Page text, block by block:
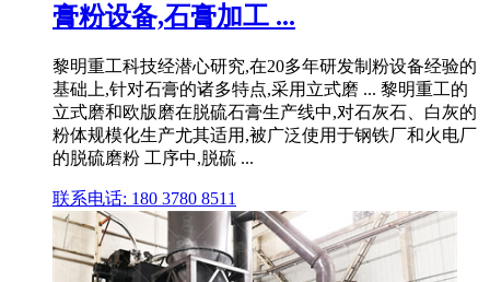
膏粉设备,石膏加工 ...
黎明重工科技经潜心研究,在20多年研发制粉设备经验的
基础上,针对石膏的诸多特点,采用立式磨 ... 黎明重工的
立式磨和欧版磨在脱硫石膏生产线中,对石灰石、白灰的
粉体规模化生产尤其适用,被广泛使用于钢铁厂和火电厂
的脱硫磨粉 工序中,脱硫 ...
联系电话: 180 3780 8511